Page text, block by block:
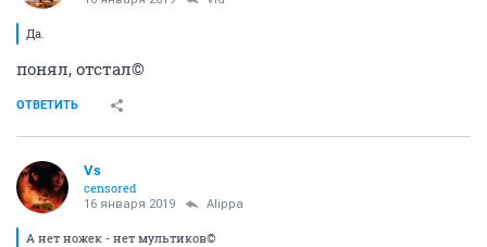
Да.
понял, отстал©
ОТВЕТИТЬ
Vs
censored
16 января 2019 Alippa
А нет ножек - нет мультиков©